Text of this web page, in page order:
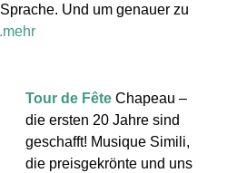
Und um genauer zu
Tour de Fête Chapeau –
die ersten 20 Jahre sind
geschafft! Musique Simili,
die preisgekrönte und uns